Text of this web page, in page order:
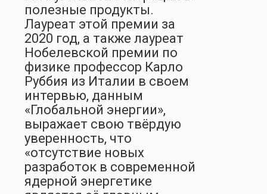
полезные продукты.
Лауреат этой премии за
2020 год, а также лауреат
Нобелевской премии по
физике профессор Карло
Руббия из Италии в своем
интервью, данным
«Глобальной энергии»,
выражает свою твёрдую
уверенность, что
«отсутствие новых
разработок в современной
ядерной энергетике